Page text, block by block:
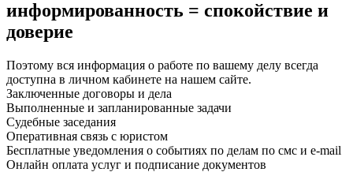
информированность = спокойствие и
доверие
Поэтому вся информация о работе по вашему делу всегда
доступна в личном кабинете на нашем сайте.
Заключенные договоры и дела
Выполненные и запланированные задачи
Судебные заседания
Оперативная связь с юристом
Бесплатные уведомления о событиях по делам по смс и e-mail
Онлайн оплата услуг и подписание документов